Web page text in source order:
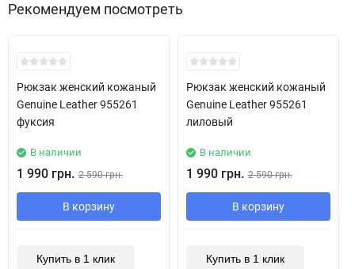
Рекомендуем посмотреть
Скидка!
Рюкзак женский кожаный
Genuine Leather 955261
фуксия
В наличии
1 990 грн. 2 590 грн.
В корзину
Купить в 1 клик
Скидка!
Рюкзак женский кожаный
Genuine Leather 955261
лиловый
В наличии
1 990 грн. 2 590 грн.
В корзину
Купить в 1 клик